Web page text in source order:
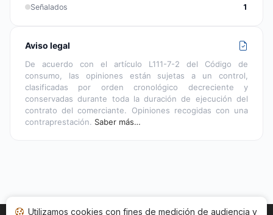
Señalados
1
Aviso legal
De acuerdo con el artículo L111-7-2 del Código de
consumo, las opiniones están sujetas a un control,
clasificadas por orden cronológico decreciente y
conservadas durante toda la duración de ejecución del
contrato del comerciante. Opiniones recogidas con una
contraprestación. Saber más…
Utilizamos cookies con fines de medición de audiencia y